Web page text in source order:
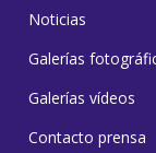
Noticias
Galerías
Galerías vídeos
Contacto prensa